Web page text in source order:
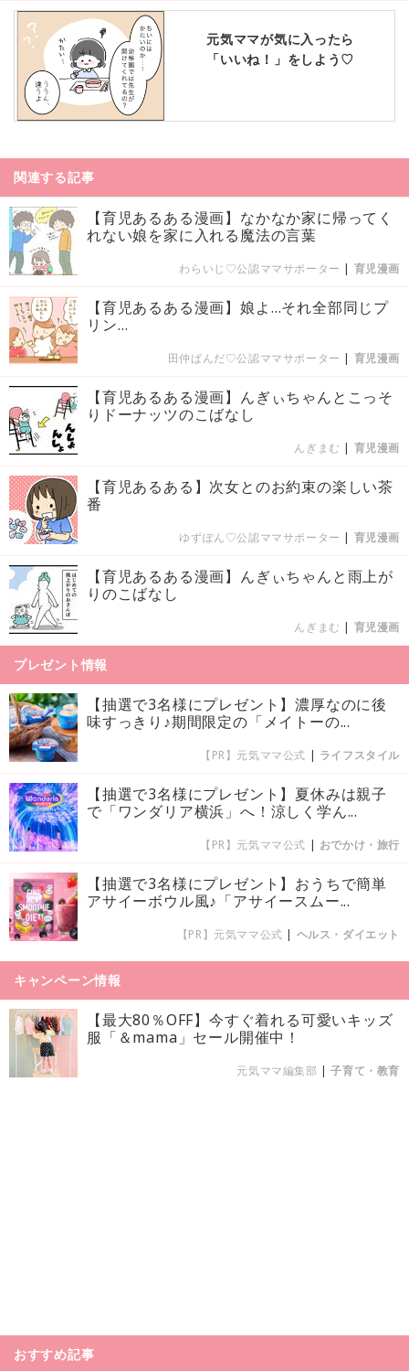
元気ママが気に入ったら
「いいね！」をしよう♡
関連する記事
【育児あるある漫画】なかなか家に帰ってく
れない娘を家に入れる魔法の言葉
わらいじ♡公認ママサポーター | 育児漫画
【育児あるある漫画】娘よ…それ全部同じプ
リン…
田仲ぱんだ♡公認ママサポーター | 育児漫画
【育児あるある漫画】んぎぃちゃんとこっそ
りドーナッツのこばなし
んぎまむ | 育児漫画
【育児あるある】次女とのお約束の楽しい茶
番
ゆずぽん♡公認ママサポーター | 育児漫画
【育児あるある漫画】んぎぃちゃんと雨上が
りのこばなし
んぎまむ | 育児漫画
プレゼント情報
【抽選で3名様にプレゼント】濃厚なのに後
味すっきり♪期間限定の「メイトーの...
【PR】元気ママ公式 | ライフスタイル
【抽選で3名様にプレゼント】夏休みは親子
で「ワンダリア横浜」へ！涼しく学ん...
【PR】元気ママ公式 | おでかけ・旅行
【抽選で3名様にプレゼント】おうちで簡単
アサイーボウル風♪「アサイースムー...
【PR】元気ママ公式 | ヘルス・ダイエット
キャンペーン情報
【最大80％OFF】今すぐ着れる可愛いキッズ
服「＆mama」セール開催中！
元気ママ編集部 |子育て・教育
おすすめ記事